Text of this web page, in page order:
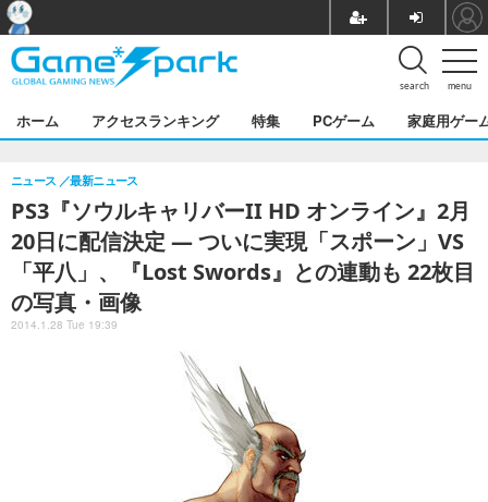
menu
search
ホーム アクセスランキング 特集 PCゲーム 家庭用ゲー
PS3『ソウルキャリバーII HD オンライン』2月
20日に配信決定 ― ついに実現「スポーン」VS
「平八」、『Lost Swords』との連動も 22枚目
の写真・画像
ニュース 最新ニュース
2014.1.28 Tue 19:39